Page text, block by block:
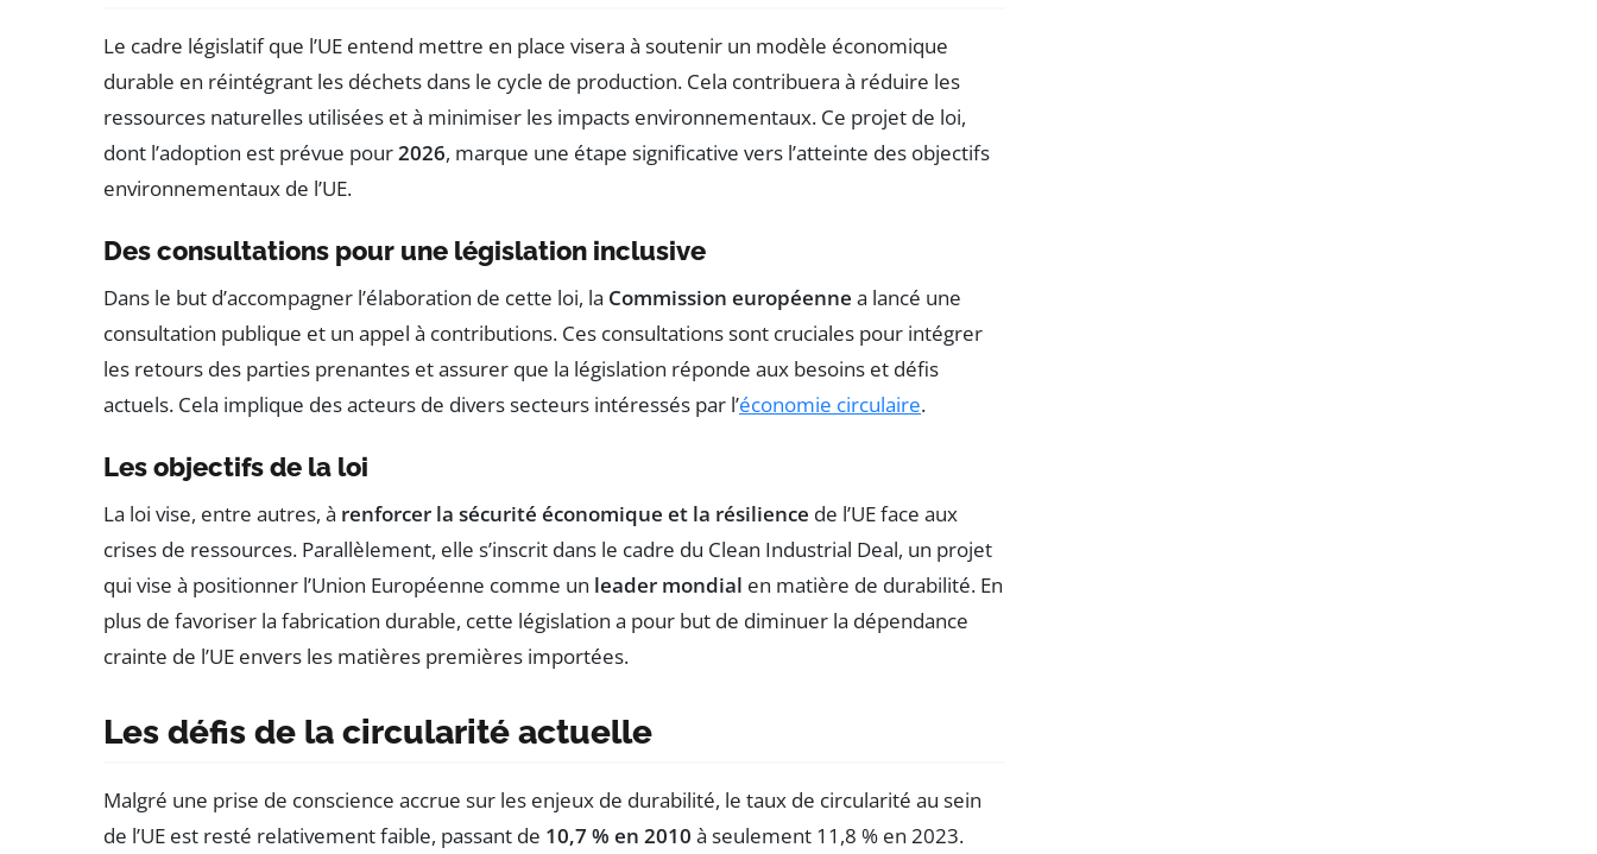
Le cadre législatif que l’UE entend mettre en place visera à soutenir un modèle économique
durable en réintégrant les déchets dans le cycle de production. Cela contribuera à réduire les
ressources naturelles utilisées et à minimiser les impacts environnementaux. Ce projet de loi,
dont l’adoption est prévue pour2026, marque une étape significative vers l’atteinte des objectifs
environnementaux de l’UE.
Des consultations pour une législation inclusive
Dans le but d’accompagner l’élaboration de cette loi, la Commission européenne a lancé une
consultation publique et un appel à contributions. Ces consultations sont cruciales pour intégrer
les retours des parties prenantes et assurer que la législation réponde aux besoins et défis
actuels. Cela implique des acteurs de divers secteurs intéressés par l’économie circulaire.
Les objectifs de la loi
La loi vise, entre autres, à renforcer la sécurité économique et la résilience de l’UE face aux
crises de ressources. Parallèlement, elle s’inscrit dans le cadre du Clean Industrial Deal, un projet
qui vise à positionner l’Union Européenne comme un leader mondial en matière de durabilité. En
plus de favoriser la fabrication durable, cette législation a pour but de diminuer la dépendance
crainte de l’UE envers les matières premières importées.
Les défis de la circularité actuelle
Malgré une prise de conscience accrue sur les enjeux de durabilité, le taux de circularité au sein
de l’UE est resté relativement faible, passant de 10,7 % en 2010 à seulement 11,8 % en 2023.